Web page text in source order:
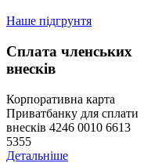
Наше підгрунтя
Сплата членських
внесків
Корпоративна карта
Приватбанку для сплати
внесків 4246 0010 6613
5355
Детальніше